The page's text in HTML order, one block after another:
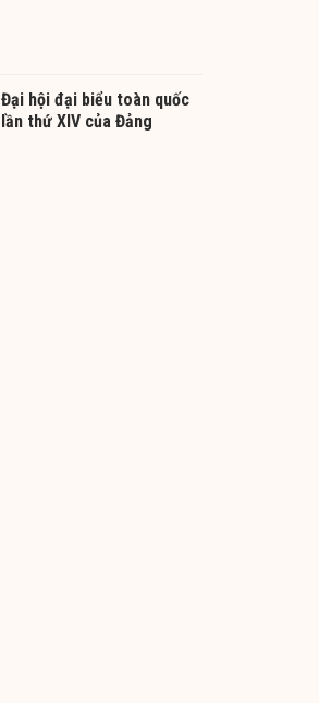
Đại hội đại biểu toàn quốc
lần thứ XIV của Đảng